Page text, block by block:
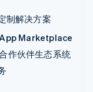
制解决方案
Marketplace
作伙伴生态系统